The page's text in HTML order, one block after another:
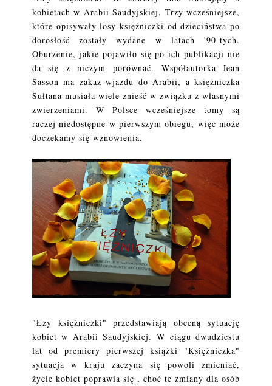
kobietach w Arabii Saudyjskiej. Trzy wcześniejsze,
które opisywały losy księżniczki od dzieciństwa po
dorosłość zostały wydane w latach '90-tych.
Oburzenie, jakie pojawiło się po ich publikacji nie
da się z niczym porównać. Współautorka Jean
Sasson ma zakaz wjazdu do Arabii, a księżniczka
Sułtana musiała wiele znieść w związku z własnymi
zwierzeniami. W Polsce wcześniejsze tomy są
raczej niedostępne w pierwszym obiegu, więc może
doczekamy się wznowienia.
"Łzy księżniczki" przedstawiają obecną sytuację
kobiet w Arabii Saudyjskiej. W ciągu dwudziestu
lat od premiery pierwszej książki "Księżniczka"
sytuacja w kraju zaczyna się powoli zmieniać,
życie kobiet poprawia się , choć te zmiany dla osób